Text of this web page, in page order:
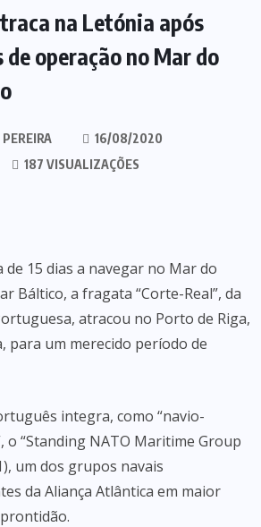
na Letónia após
de operação no Mar do
16/08/2020
187 VISUALIZAÇÕES
de 15 dias a navegar no Mar do
Báltico, a fragata “Corte-Real”, da
atracou no Porto de Riga,
para um merecido período de
integra, como “navio-
o “Standing NATO Maritime Group
um dos grupos navais
da Aliança Atlântica em maior